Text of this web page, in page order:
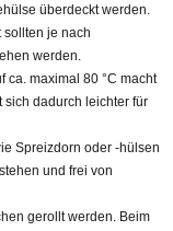
überdeckt werden.
sollten je nach
werden.
ca. maximal 80 °C macht
sich dadurch leichter für
Spreizdorn oder -hülsen
und frei von
gerollt werden. Beim